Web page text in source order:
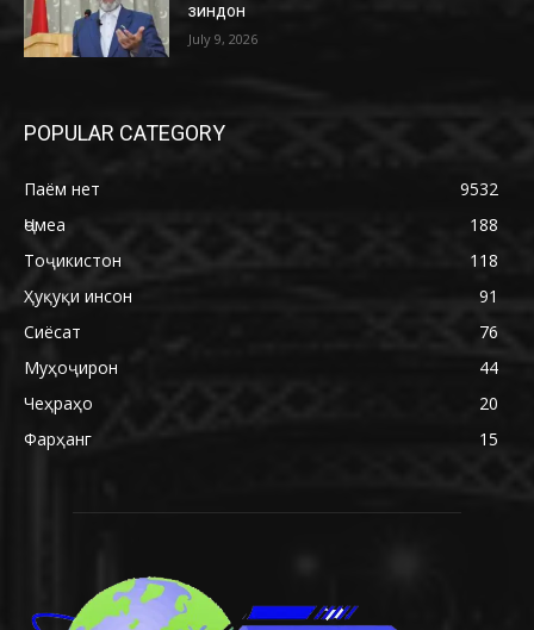
зиндон
July 9, 2026
POPULAR CATEGORY
Паём нет
9532
Ҷомеа
188
Тоҷикистон
118
Ҳуқуқи инсон
91
Сиёсат
76
Муҳоҷирон
44
Чеҳраҳо
20
Фарҳанг
15